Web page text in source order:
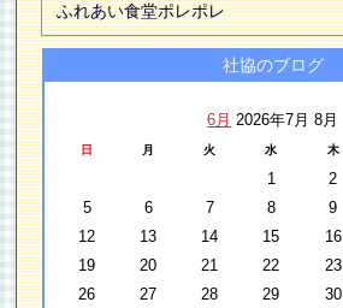
ふれあい食堂ポレポレ
社協のブログ
6月 2026年7月 8月
日 月 火 水 木
1 2
5
6 7 8 9
12
13 14 15 16
19
20 21 22 23
26
27 28 29 30